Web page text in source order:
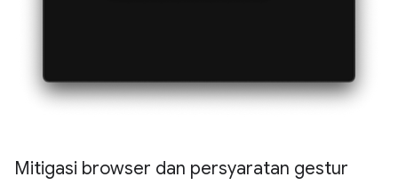
Mitigasi browser dan persyaratan gestur